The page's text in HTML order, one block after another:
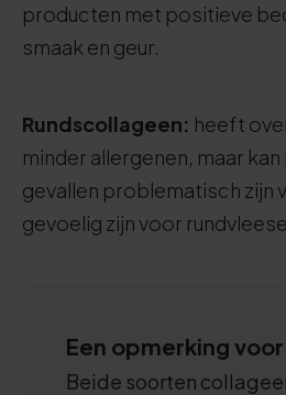
producten met positieve
smaak en geur.
Rundscollageen: heeft
minder allergenen, maar kan
gevallen problematisch zijn
gevoelig zijn voor
Een opmerking
Beide soorten